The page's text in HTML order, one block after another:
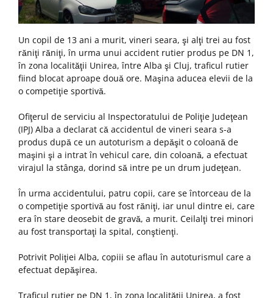
Un copil de 13 ani a murit, vineri seara, şi alţi trei au fost
răniţi răniţi, în urma unui accident rutier produs pe DN 1,
în zona localităţii Unirea, între Alba şi Cluj, traficul rutier
fiind blocat aproape două ore. Maşina aducea elevii de la
o competiţie sportivă.
Ofiţerul de serviciu al Inspectoratului de Poliţie Judeţean
(IPJ) Alba a declarat că accidentul de vineri seara s-a
produs după ce un autoturism a depăşit o coloană de
maşini şi a intrat în vehicul care, din coloană, a efectuat
virajul la stânga, dorind să intre pe un drum judeţean.
În urma accidentului, patru copii, care se întorceau de la
o competiţie sportivă au fost răniţi, iar unul dintre ei, care
era în stare deosebit de gravă, a murit. Ceilalţi trei minori
au fost transportaţi la spital, conştienţi.
Potrivit Poliţiei Alba, copiii se aflau în autoturismul care a
efectuat depăşirea.
Traficul rutier pe DN 1, în zona localităţii Unirea, a fost